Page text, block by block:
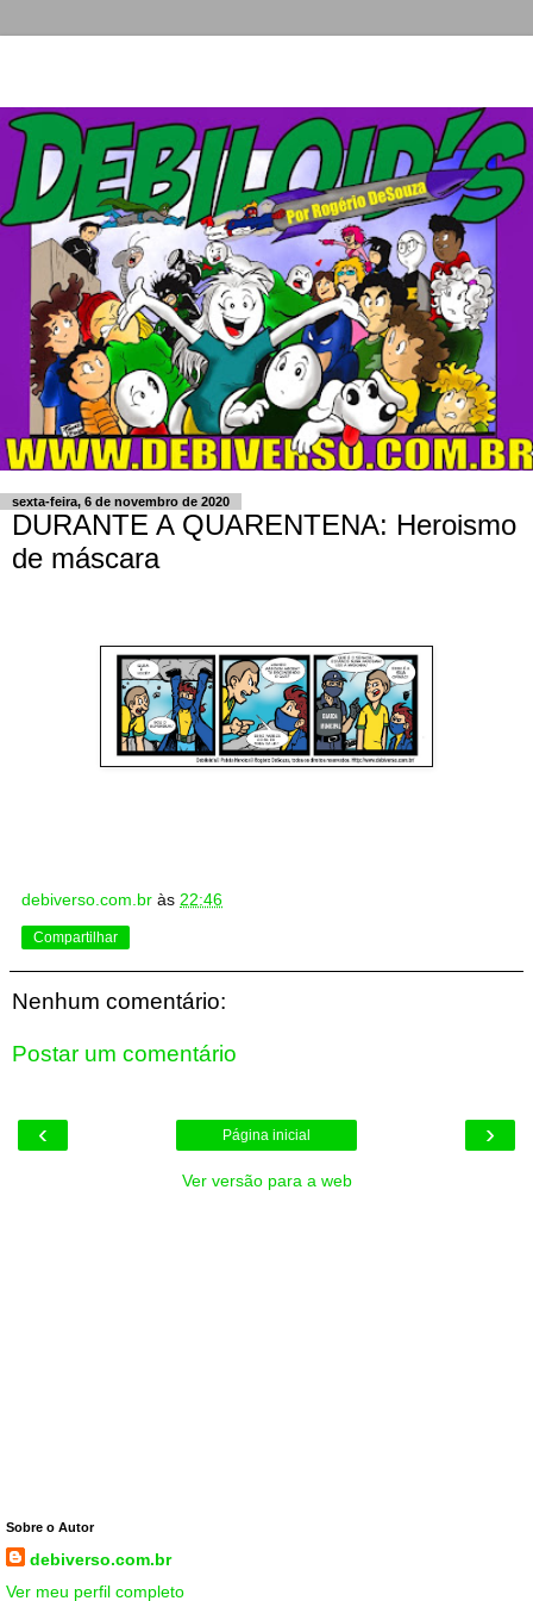
sexta-feira, 6 de novembro de 2020
DURANTE A QUARENTENA: Heroismo
de máscara
debiverso.com.br às 22:46
Compartilhar
Nenhum comentário:
Postar um comentário
‹ ›
Página inicial
Ver versão para a web
Sobre o Autor
debiverso.com.br
Ver meu perfil completo